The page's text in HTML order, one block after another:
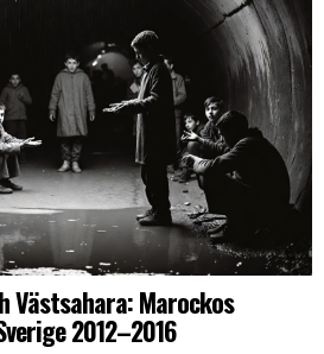
Västsahara: Marockos
2012–2016